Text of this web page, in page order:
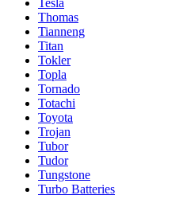
Tesla
Thomas
Tianneng
Titan
Tokler
Topla
Tornado
Totachi
Toyota
Trojan
Tubor
Tudor
Tungstone
Turbo Batteries